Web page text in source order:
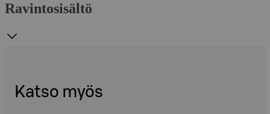
Ravintosisältö
Katso myös